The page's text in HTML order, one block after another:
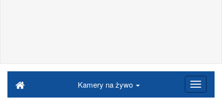
Kamery na żywo